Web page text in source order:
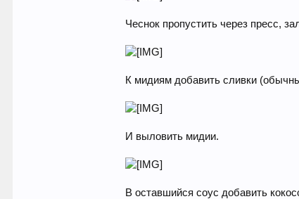
Чеснок пропустить через пресс,
К мидиям добавить сливки
И выловить мидии.
В оставшийся соус добавить